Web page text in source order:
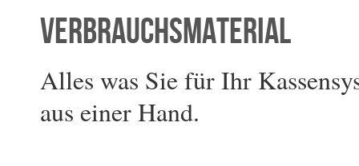
Verbrauchsmaterial
Alles was Sie für Ihr
aus einer Hand.